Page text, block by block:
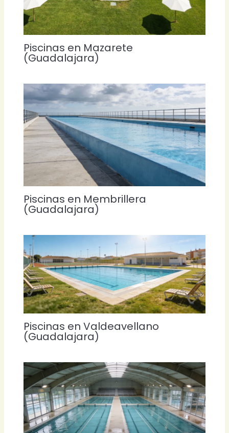
Piscinas en Mazarete
(Guadalajara)
Piscinas en Membrillera
(Guadalajara)
Piscinas en Valdeavellano
(Guadalajara)